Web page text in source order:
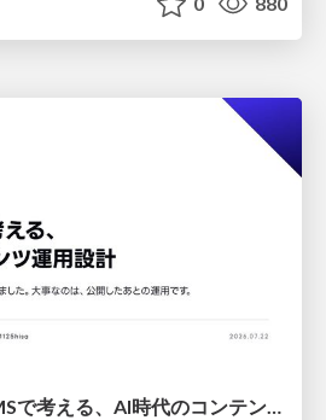
20260722_microCMSで考える、AI時代のコンテンツ運用設計